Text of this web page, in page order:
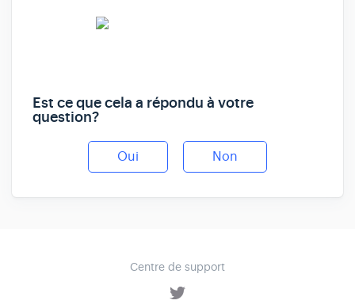
Est ce que cela a répondu à votre
question?
Oui Non
Centre de support